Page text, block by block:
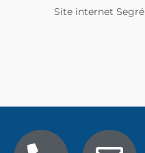
Site internet Segré